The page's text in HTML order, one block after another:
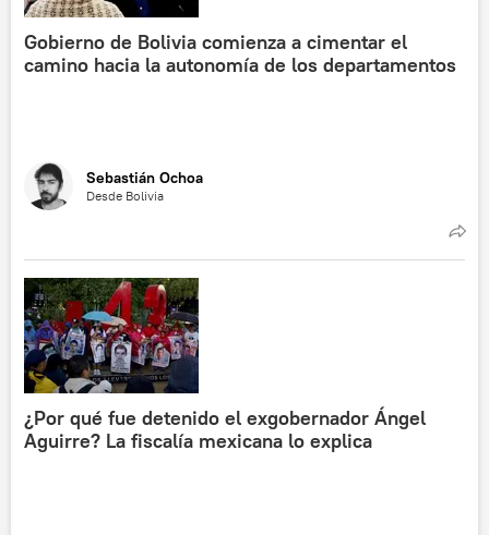
Gobierno de Bolivia comienza a cimentar el
camino hacia la autonomía de los departamentos
Sebastián Ochoa
Desde Bolivia
¿Por qué fue detenido el exgobernador Ángel
Aguirre? La fiscalía mexicana lo explica